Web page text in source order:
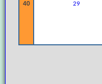
40 29